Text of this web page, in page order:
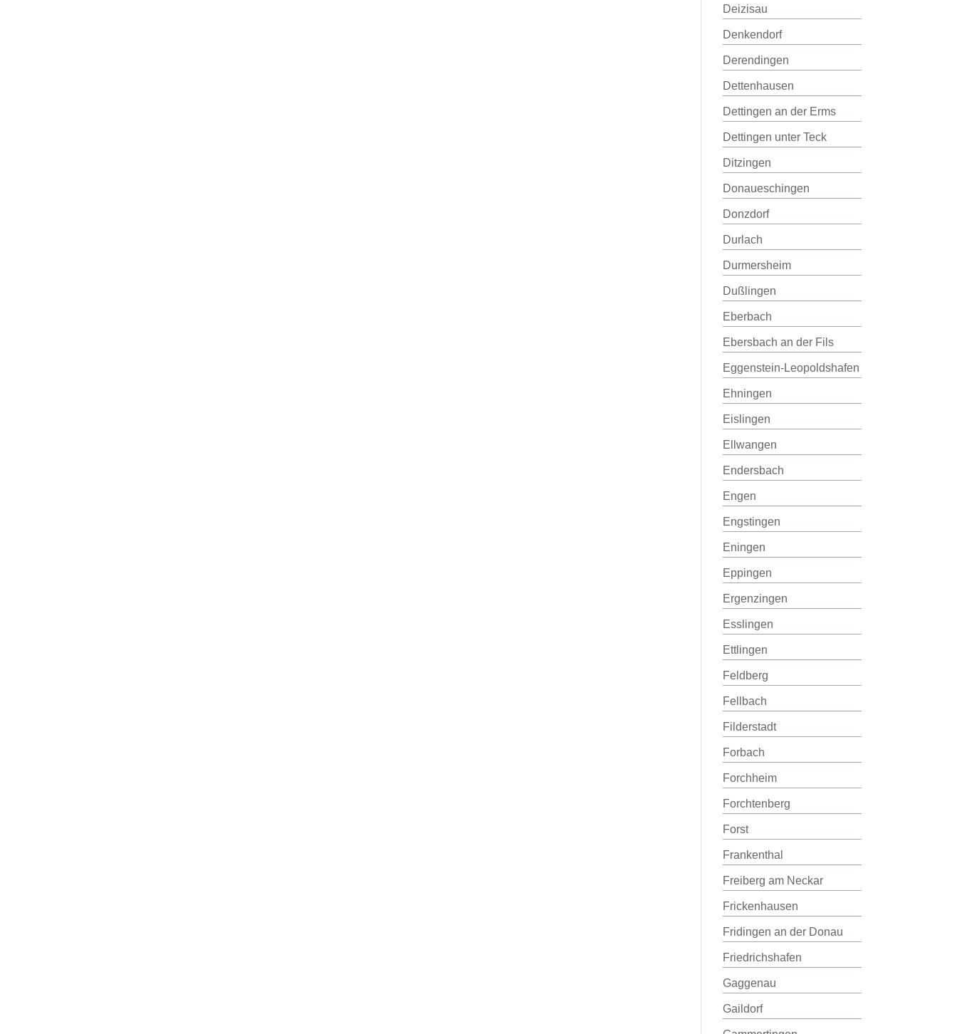
Deizisau
Denkendorf
Derendingen
Dettenhausen
Dettingen an der Erms
Dettingen unter Teck
Ditzingen
Donaueschingen
Donzdorf
Durlach
Durmersheim
Dußlingen
Eberbach
Ebersbach an der Fils
Eggenstein-Leopoldshafen
Ehningen
Eislingen
Ellwangen
Endersbach
Engen
Engstingen
Eningen
Eppingen
Ergenzingen
Esslingen
Ettlingen
Feldberg
Fellbach
Filderstadt
Forbach
Forchheim
Forchtenberg
Forst
Frankenthal
Freiberg am Neckar
Frickenhausen
Fridingen an der Donau
Friedrichshafen
Gaggenau
Gaildorf